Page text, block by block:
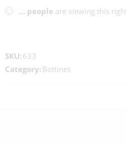
... people are viewing this
SKU: 633
Category: Bottines